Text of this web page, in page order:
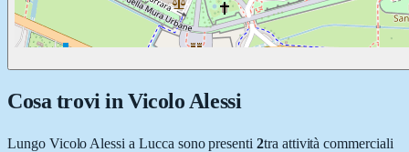
Cosa trovi in Vicolo Alessi
Lungo Vicolo Alessi a Lucca sono presenti 2tra attività commerciali